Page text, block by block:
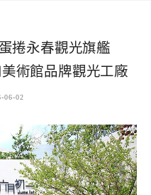
捲永春觀光旗艦
術館品牌觀光工廠
06-02